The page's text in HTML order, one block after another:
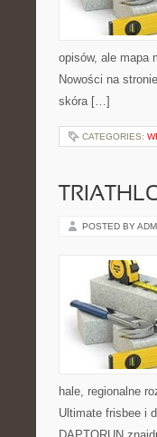
opisów, ale mapa
Nowości na
skóra […]
CATEGORIES:
POSTED BY
hale, regionalne
Ultimate frisbee i